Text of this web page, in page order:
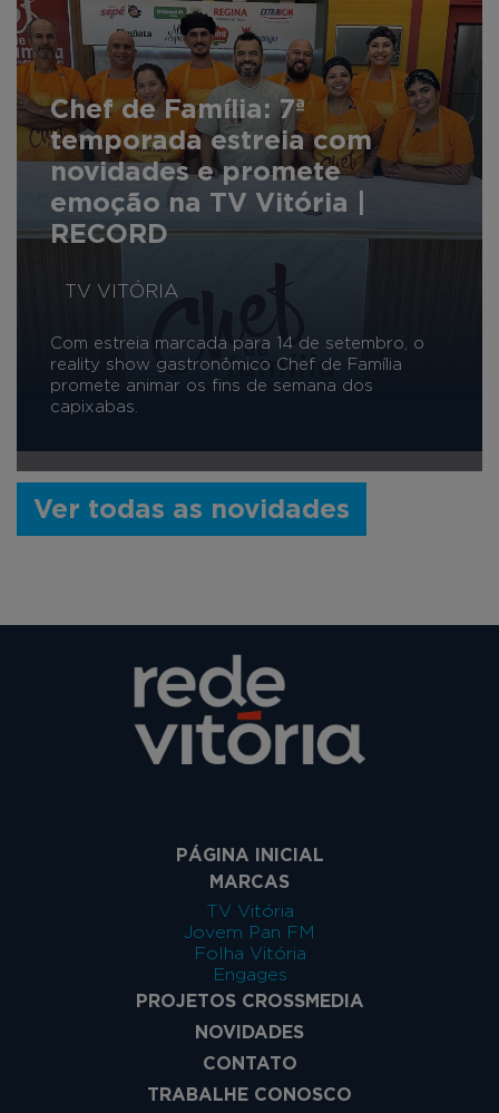
Chef de Família: 7ª
temporada estreia com
novidades e promete
emoção na TV Vitória |
RECORD
TV VITÓRIA
Com estreia marcada para 14 de setembro, o
reality show gastronômico Chef de Família
promete animar os fins de semana dos
capixabas.
Ver todas as novidades
PÁGINA INICIAL
MARCAS
TV Vitória
Jovem Pan FM
Folha Vitória
Engages
PROJETOS CROSSMEDIA
NOVIDADES
CONTATO
TRABALHE CONOSCO